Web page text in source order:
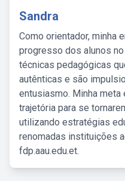
Sandra
Como orientador, minha
progresso dos alunos
técnicas pedagógicas
autênticas e são
entusiasmo. Minha
trajetória para se
utilizando estratégias
renomadas instituições
fdp.aau.edu.et.